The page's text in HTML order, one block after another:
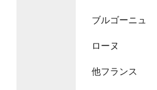
ブルゴーニュ
ローヌ
他フランス